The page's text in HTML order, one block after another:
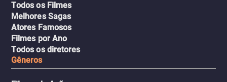
Todos os Filmes
Melhores Sagas
Atores Famosos
Filmes por Ano
Todos os diretores
Gêneros